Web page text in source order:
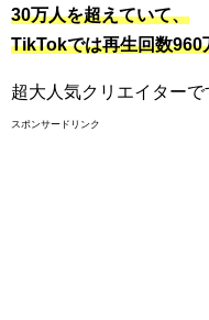
30万人を超えていて、
TikTokでは再生回数960
超大人気クリエイターで
スポンサードリンク